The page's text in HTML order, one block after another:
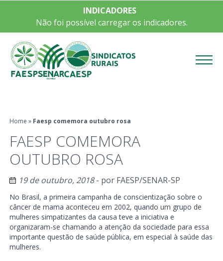
INDICADORES
Não foi possível carregar os indicadores.
Home » Faesp comemora outubro rosa
FAESP COMEMORA
OUTUBRO ROSA
19 de outubro, 2018- por FAESP/SENAR-SP
No Brasil, a primeira campanha de conscientização sobre o
câncer de mama aconteceu em 2002, quando um grupo de
mulheres simpatizantes da causa teve a iniciativa e
organizaram-se chamando a atenção da sociedade para essa
importante questão de saúde pública, em especial à saúde das
mulheres.